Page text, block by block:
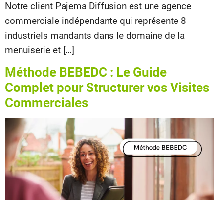
Notre client Pajema Diffusion est une agence
commerciale indépendante qui représente 8
industriels mandants dans le domaine de la
menuiserie et […]
Méthode BEBEDC : Le Guide
Complet pour Structurer vos Visites
Commerciales